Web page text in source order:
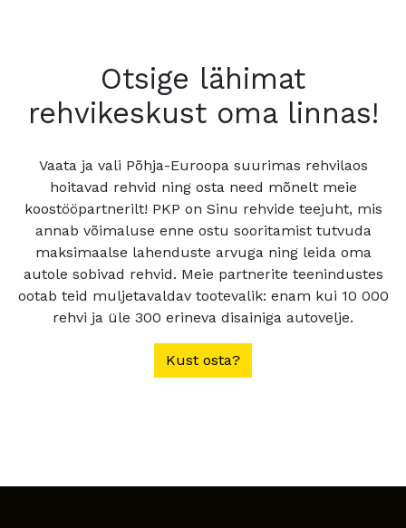
Otsige lähimat
rehvikeskust oma linnas!
Vaata ja vali Põhja-Euroopa suurimas rehvilaos
hoitavad rehvid ning osta need mõnelt meie
koostööpartnerilt! PKP on Sinu rehvide teejuht, mis
annab võimaluse enne ostu sooritamist tutvuda
maksimaalse lahenduste arvuga ning leida oma
autole sobivad rehvid. Meie partnerite teenindustes
ootab teid muljetavaldav tootevalik: enam kui 10 000
rehvi ja üle 300 erineva disainiga autovelje.
Kust osta?